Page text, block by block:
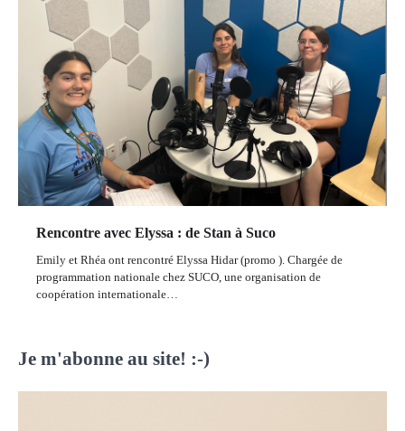
Rencontre avec Elyssa : de Stan à Suco
Emily et Rhéa ont rencontré Elyssa Hidar (promo ). Chargée de
programmation nationale chez SUCO, une organisation de
coopération internationale…
Je m'abonne au site! :-)